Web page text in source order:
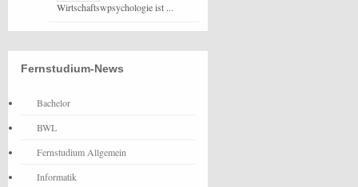
Wirtschaftswpsychologie ist ...
Fernstudium-News
Bachelor
BWL
Fernstudium Allgemein
Informatik